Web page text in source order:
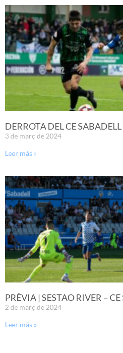
DERROTA DEL CE
3 de març de 2024
Leer más »
PRÈVIA | SESTAO RIVER –
2 de març de 2024
Leer más »